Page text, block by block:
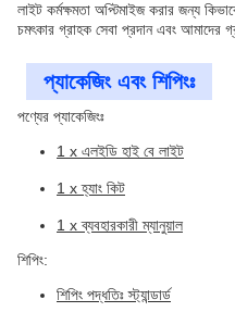
লাইট কর্মক্ষমতা অপ্টিমাইজ করার জন্য
চমৎকার গ্রাহক সেবা প্রদান এবং আমাদের
প্যাকেজিং এবং শিপিংঃ
পণ্যের প্যাকেজিংঃ
1 x এলইডি হাই বে লাইট
1 x হ্যাং কিট
1 x ব্যবহারকারী ম্যানুয়াল
শিপিং:
শিপিং পদ্ধতিঃ স্ট্যান্ডার্ড